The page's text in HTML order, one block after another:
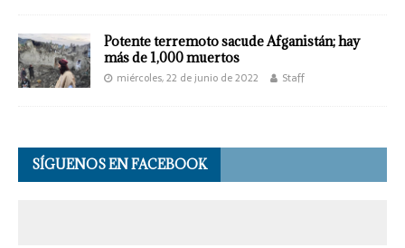
Potente terremoto sacude Afganistán; hay
más de 1,000 muertos
miércoles, 22 de junio de 2022 Staff
SÍGUENOS EN FACEBOOK